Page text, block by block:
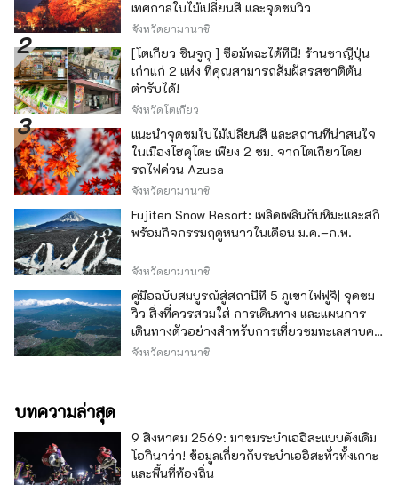
เทศกาลใบไม้เปลี่ยนสี และจุดชมวิว
จังหวัดยามานาชิ
[โตเกียว ชินจูกุ ] ซื้อมัทฉะได้ที่นี่! ร้านชาญี่ปุ่น
เก่าแก่ 2 แห่ง ที่คุณสามารถสัมผัสรสชาติต้น
ตำรับได้!
จังหวัดโตเกียว
แนะนำจุดชมใบไม้เปลี่ยนสี และสถานที่น่าสนใจ
ในเมืองโฮคุโตะ เพียง 2 ชม. จากโตเกียวโดย
รถไฟด่วน Azusa
จังหวัดยามานาชิ
Fujiten Snow Resort: เพลิดเพลินกับหิมะและสกี
พร้อมกิจกรรมฤดูหนาวในเดือน ม.ค.–ก.พ.
จังหวัดยามานาชิ
คู่มือฉบับสมบูรณ์สู่สถานีที่ 5 ภูเขาไฟฟูจิ| จุดชม
วิว สิ่งที่ควรสวมใส่ การเดินทาง และแผนการ
เดินทางตัวอย่างสำหรับการเที่ยวชมทะเลสาบคา
วากุจิ
จังหวัดยามานาชิ
บทความล่าสุด
9 สิงหาคม 2569: มาชมระบำเออิสะแบบดั้งเดิม
โอกินาว่า! ข้อมูลเกี่ยวกับระบำเออิสะทั่วทั้งเกาะ
และพื้นที่ท้องถิ่น